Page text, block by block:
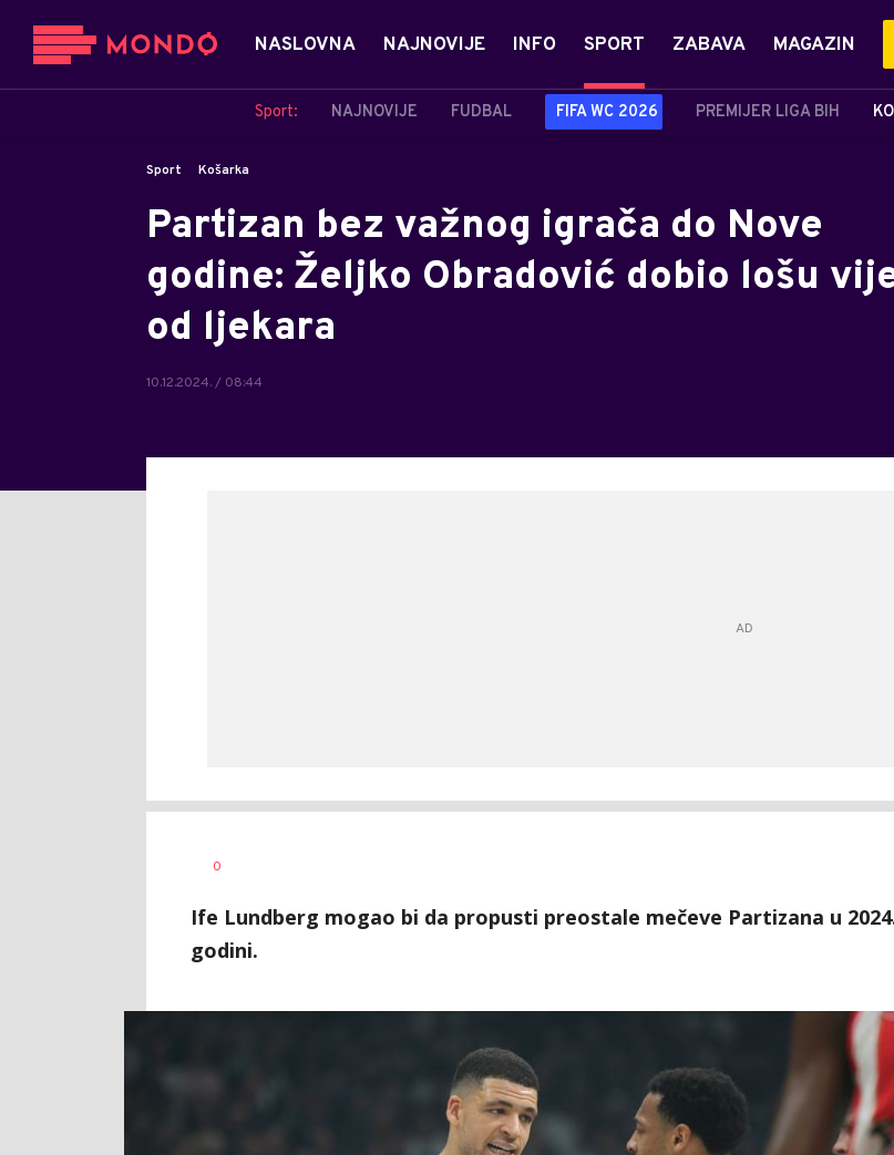
NASLOVNA NAJNOVIJE INFO SPORT
Sport: NAJNOVIJE FUDBAL FIFA WC 2026 PREMIJER LIGA BIH
ZABAVA MAGAZIN
Sport Košarka
Partizan bez važnog igrača do Nove
godine: Željko Obradović dobio lošu
od ljekara
10.12.2024. / 08:44
AUTOR
0
Ife Lundberg mogao bi da propusti preostale mečeve Partizana u
godini.